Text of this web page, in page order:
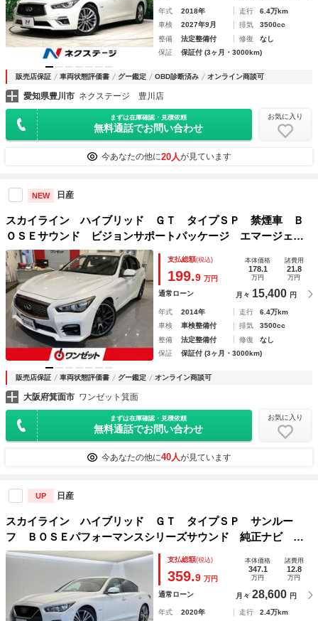
年式 2018年 走行
6.4万km
車検
2027年9月 排気
3500cc
整備
法定整備付 修復
なし
保証
保証付 (3ヶ月・3000km)
販売店保証 車両状態評価書 グー鑑定 OBD診断済み オンライン商談可
愛知県豊川市 ネクステージ 豊川店
まずは在庫確認・見積依頼
無料通話でお問い合わせ
お気に入り
今あなたの他に20人が見ています
NEW 日産
スカイライン ハイブリッド ＧＴ タイプＳＰ 禁煙車 Ｂ
ＯＳＥサウンド ビジョンサポートパッケージ エマージェン
シーブレーキ アラウンドビューモニター レーダークルー
ズ クリアランスソナー ＬＥＤヘッドライト ブラインドス
ポットモニター メーカー
支払総額(税込)
199.9 万円
本体価格
178.1
万円
諸費用
21.8
万円
通常ローン 月々 15,400 円
年式 2014年 走行
6.4万km
車検
車検整備付 排気
3500cc
整備
法定整備付 修復
なし
保証
保証付 (3ヶ月・3000km)
販売店保証 車両状態評価書 グー鑑定 オンライン商談可
大阪府箕面市 ワンゼット箕面
まずは在庫確認・見積依頼
無料通話でお問い合わせ
お気に入り
今あなたの他に40人が見ています
UP 日産
スカイライン ハイブリッド ＧＴ タイプＳＰ サンルー
フ ＢＯＳＥパフォーマンスシリーズサウンド 純正ナビ ア
ラウンドビューモニター インテリジェントクルーズコントロ
ール 黒革シート シートヒーター メモリー付パワーシー
ト ＬＥＤヘッドライト
支払総額(税込)
359.9 万円
本体価格
347.1
万円
諸費用
12.8
万円
通常ローン 月々 28,600 円
年式 2020年 走行
2.4万km